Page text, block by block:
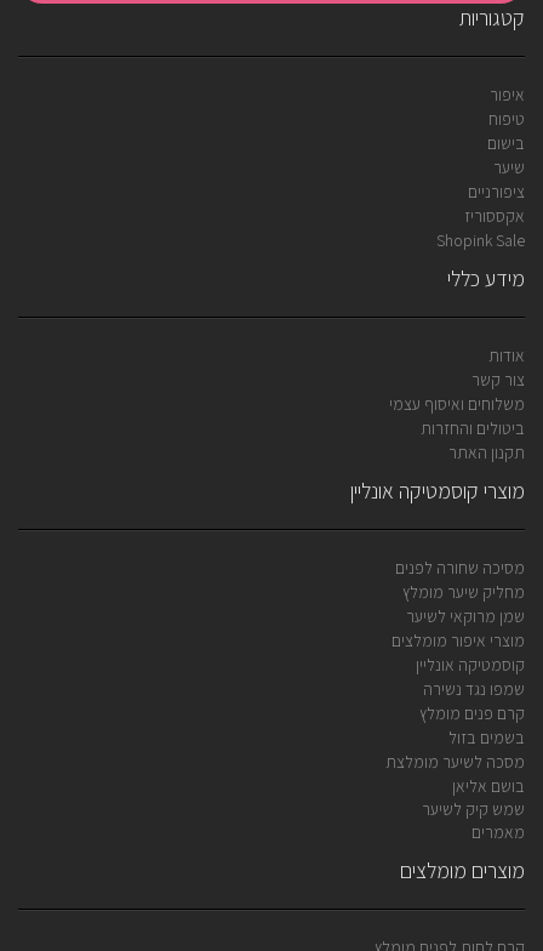
קטגוריות
איפור
טיפוח
בישום
שיער
ציפורניים
אקססוריז
Shopink Sale
מידע כללי
אודות
צור קשר
משלוחים ואיסוף עצמי
ביטולים והחזרות
תקנון האתר
מוצרי קוסמטיקה אונליין
מסיכה שחורה לפנים
מחליק שיער מומלץ
שמן מרוקאי לשיער
מוצרי איפור מומלצים
קוסמטיקה אונליין
שמפו נגד נשירה
קרם פנים מומלץ
בשמים בזול
מסכה לשיער מומלצת
בושם אליאן
שמש קיק לשיער
מאמרים
מוצרים מומלצים